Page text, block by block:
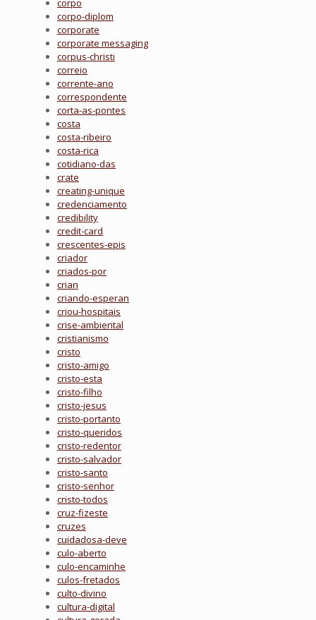
corpo
corpo-diplom
corporate
corporate messaging
corpus-christi
correio
corrente-ano
correspondente
corta-as-pontes
costa
costa-ribeiro
costa-rica
cotidiano-das
crate
creating-unique
credenciamento
credibility
credit-card
crescentes-epis
criador
criados-por
crian
criando-esperan
criou-hospitais
crise-ambiental
cristianismo
cristo
cristo-amigo
cristo-esta
cristo-filho
cristo-jesus
cristo-portanto
cristo-queridos
cristo-redentor
cristo-salvador
cristo-santo
cristo-senhor
cristo-todos
cruz-fizeste
cruzes
cuidadosa-deve
culo-aberto
culo-encaminhe
culos-fretados
culto-divino
cultura-digital